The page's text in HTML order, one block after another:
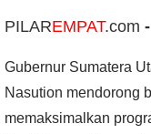
PILAREMPAT.com
Gubernur Sumatera
Nasution mendorong
memaksimalkan